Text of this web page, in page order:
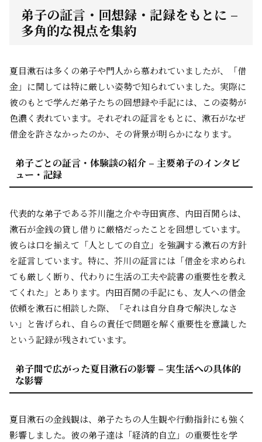
弟子の証言・回想録・記録をもとに –
多角的な視点を集約
夏目漱石は多くの弟子や門人から慕われていましたが、「借
金」に関しては特に厳しい姿勢で知られていました。実際に
彼のもとで学んだ弟子たちの回想録や手記には、この姿勢が
色濃く表れています。それぞれの証言をもとに、漱石がなぜ
借金を許さなかったのか、その背景が明らかになります。
弟子ごとの証言・体験談の紹介 – 主要弟子のインタビ
ュー・記録
代表的な弟子である芥川龍之介や寺田寅彦、内田百閒らは、
漱石が金銭の貸し借りに厳格だったことを回想しています。
彼らは口を揃えて「人としての自立」を強調する漱石の方針
を証言しています。特に、芥川の証言には「借金を求められ
ても厳しく断り、代わりに生活の工夫や読書の重要性を教え
てくれた」とあります。内田百閒の手記にも、友人への借金
依頼を漱石に相談した際、「それは自分自身で解決しなさ
い」と告げられ、自らの責任で問題を解く重要性を意識した
という記録が残されています。
弟子間で広がった夏目漱石の影響 – 実生活への具体的
な影響
夏目漱石の金銭観は、弟子たちの人生観や行動指針にも強く
影響しました。彼の弟子達は「経済的自立」の重要性を学